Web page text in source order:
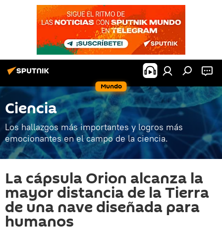
Mundo
Ciencia
Los hallazgos más importantes y logros más
emocionantes en el campo de la ciencia.
La cápsula Orion alcanza la
mayor distancia de la Tierra
de una nave diseñada para
humanos